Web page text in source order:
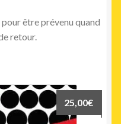
pour être prévenu quand
retour.
25,00€